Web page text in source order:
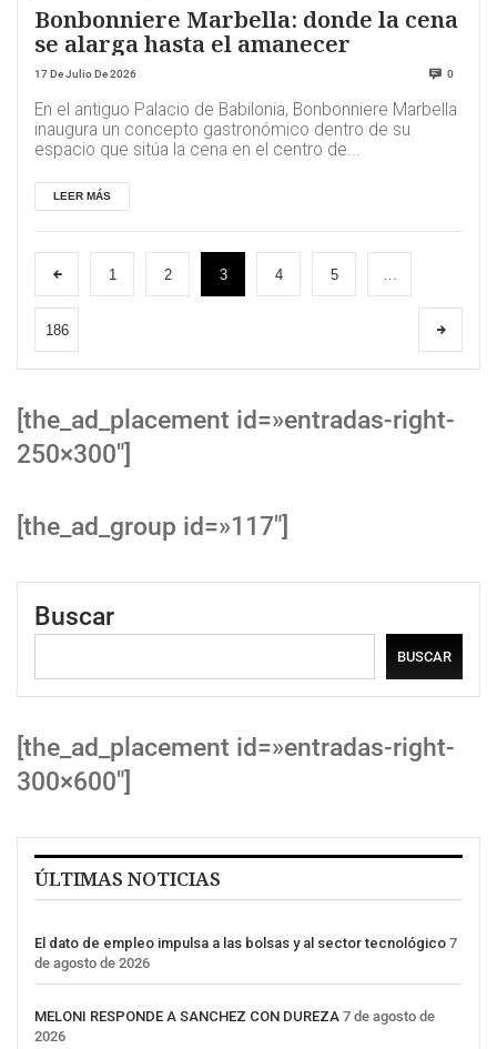
Bonbonniere Marbella: donde la cena
se alarga hasta el amanecer
17 De Julio De 2026 0
En el antiguo Palacio de Babilonia, Bonbonniere Marbella
inaugura un concepto gastronómico dentro de su
espacio que sitúa la cena en el centro de...
LEER MÁS
1 2 3 4 5
186
[the_ad_placement id=»entradas-right-
250×300″]
[the_ad_group id=»117″]
Buscar
BUSCAR
[the_ad_placement id=»entradas-right-
300×600″]
ÚLTIMAS NOTICIAS
El dato de empleo impulsa a las bolsas y al sector tecnológico 7
de agosto de 2026
MELONI RESPONDE A SANCHEZ CON DUREZA 7 de agosto de
2026